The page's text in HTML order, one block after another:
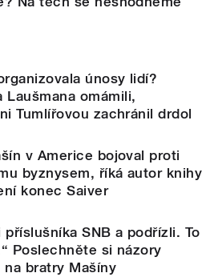
únosy lidí?
Laušmana omámili,
Tumlířovou zachránil drdol
v Americe bojoval proti
byznysem, říká autor knihy
konec Saiver
příslušníka SNB a podřízli. To
Poslechněte si názory
bratry Mašíny